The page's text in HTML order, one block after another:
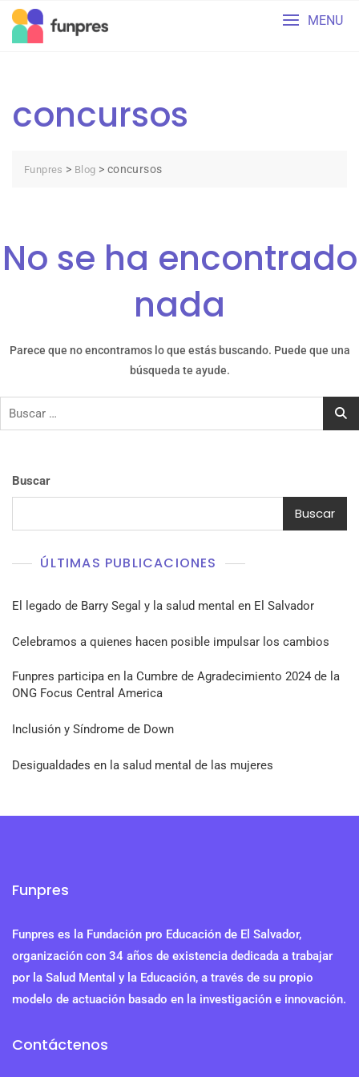
Skip
content
MENU
concursos
Funpres > Blog > concursos
No se ha encontrado
nada
Parece que no encontramos lo que estás buscando. Puede que una
búsqueda te ayude.
Buscar:
Buscar
Buscar
ÚLTIMAS PUBLICACIONES
El legado de Barry Segal y la salud mental en El Salvador
Celebramos a quienes hacen posible impulsar los cambios
Funpres participa en la Cumbre de Agradecimiento 2024 de la
ONG Focus Central America
Inclusión y Síndrome de Down
Desigualdades en la salud mental de las mujeres
Funpres
Funpres es la Fundación pro Educación de El Salvador,
organización con 34 años de existencia dedicada a trabajar
por la Salud Mental y la Educación, a través de su propio
modelo de actuación basado en la investigación e innovación.
Contáctenos